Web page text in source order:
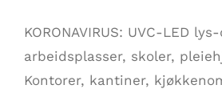
KORONAVIRUS: UVC-LED
arbeidsplasser, skoler,
Kontorer, kantiner,